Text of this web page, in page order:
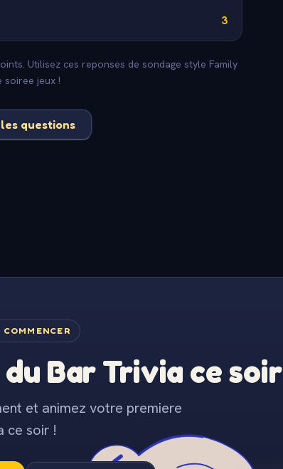
3
Utilisez ces reponses de sondage style Family
soiree jeux !
questions
Bar Trivia ce soir
et animez votre premiere
ce soir !